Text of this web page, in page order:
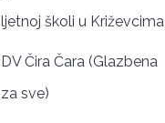
ljetnoj školi u Križevcima
DV Čira Čara (Glazbena
za sve)